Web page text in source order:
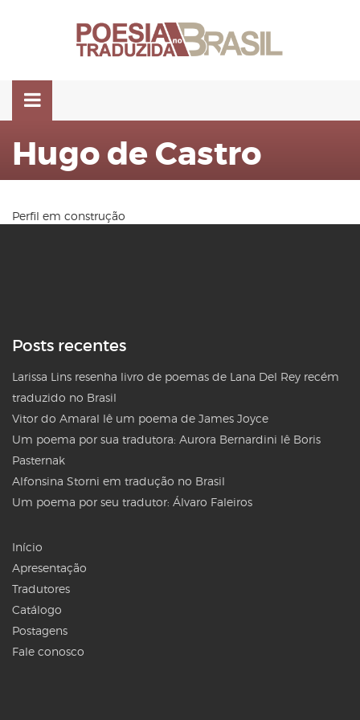
Hugo de Castro
Perfil em construção
Posts recentes
Larissa Lins resenha livro de poemas de Lana Del Rey recém
traduzido no Brasil
Vitor do Amaral lê um poema de James Joyce
Um poema por sua tradutora: Aurora Bernardini lê Boris
Pasternak
Alfonsina Storni em tradução no Brasil
Um poema por seu tradutor: Álvaro Faleiros
Início
Apresentação
Tradutores
Catálogo
Postagens
Fale conosco